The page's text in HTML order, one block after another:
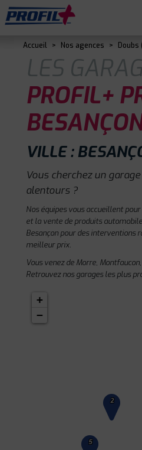
Accueil > Nos agences > Doubs
LES
PROFIL+
VILLE :
Vous cherchez un
alentours ?
Nos équipes vous accueillent
et la vente de produits
Besançon pour des interventions
meilleur prix.
Vous venez de Morre,
Retrouvez nos garages les plus
2
5
+
−